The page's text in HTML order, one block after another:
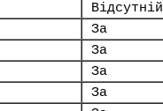
Відсутній
За
За
За
За